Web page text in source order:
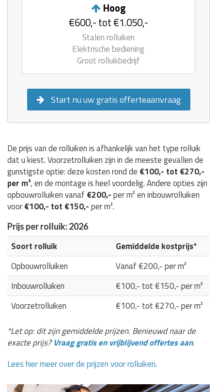
Hoog
€600,- tot €1.050,-
Stalen rolluiken
Elektrische bediening
Groot rolluikbedrijf
Start nu uw gratis offerteaanvraag
De prijs van de rolluiken is afhankelijk van het type rolluik
dat u kiest. Voorzetrolluiken zijn in de meeste gevallen de
gunstigste optie: deze kosten rond de €100,- tot €270,-
per m², en de montage is heel voordelig. Andere opties zijn
opbouwrolluiken vanaf €200,-per m² en inbouwrolluiken
voor€100,- tot €150,-per m².
Prijs per rolluik: 2026
Soort rolluik
Gemiddelde kostprijs*
Opbouwrolluiken
Vanaf €200,- per m²
Inbouwrolluiken
€100,- tot €150,- per m²
Voorzetrolluiken
€100,- tot €270,- per m²
*Let op: dit zijn gemiddelde prijzen. Benieuwd naar de
exacte prijs?Vraag gratis en vrijblijvend offertes aan.
Lees hier meer over de prijzen voor rolluiken.